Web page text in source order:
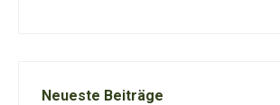
Neueste Beiträge